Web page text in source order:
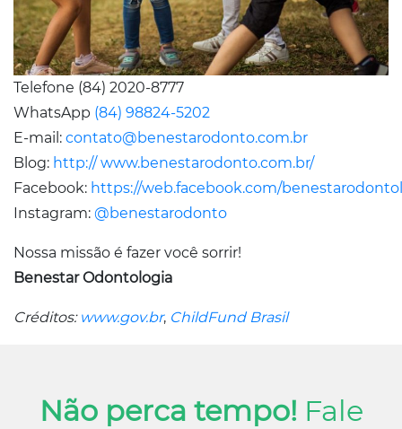
Telefone (84) 2020-8777
WhatsApp (84) 98824-5202
E-mail: contato@benestarodonto.com.br
Blog: http:// www.benestarodonto.com.br/
Facebook: https://web.facebook.com/
Instagram: @benestarodonto
Nossa missão é fazer você sorrir!
Benestar Odontologia
Créditos: www.gov.br, ChildFund Brasil
Não perca tempo! Fale